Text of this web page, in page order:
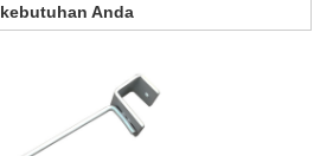
kebutuhan Anda